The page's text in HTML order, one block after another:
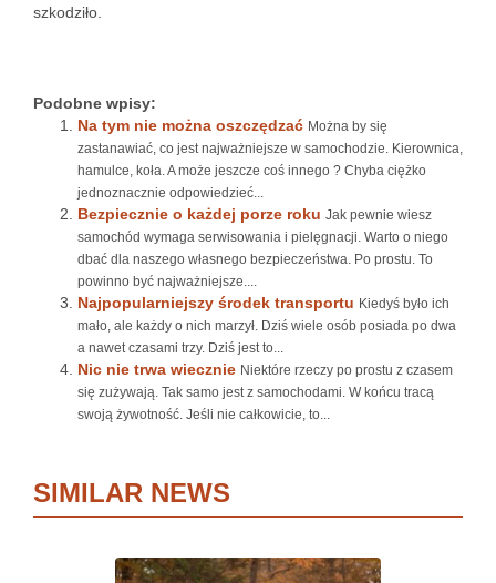
szkodziło.
Podobne wpisy:
Na tym nie można oszczędzać Można by się
zastanawiać, co jest najważniejsze w samochodzie. Kierownica,
hamulce, koła. A może jeszcze coś innego ? Chyba ciężko
jednoznacznie odpowiedzieć...
Bezpiecznie o każdej porze roku Jak pewnie wiesz
samochód wymaga serwisowania i pielęgnacji. Warto o niego
dbać dla naszego własnego bezpieczeństwa. Po prostu. To
powinno być najważniejsze....
Najpopularniejszy środek transportu Kiedyś było ich
mało, ale każdy o nich marzył. Dziś wiele osób posiada po dwa
a nawet czasami trzy. Dziś jest to...
Nic nie trwa wiecznie Niektóre rzeczy po prostu z czasem
się zużywają. Tak samo jest z samochodami. W końcu tracą
swoją żywotność. Jeśli nie całkowicie, to...
SIMILAR NEWS